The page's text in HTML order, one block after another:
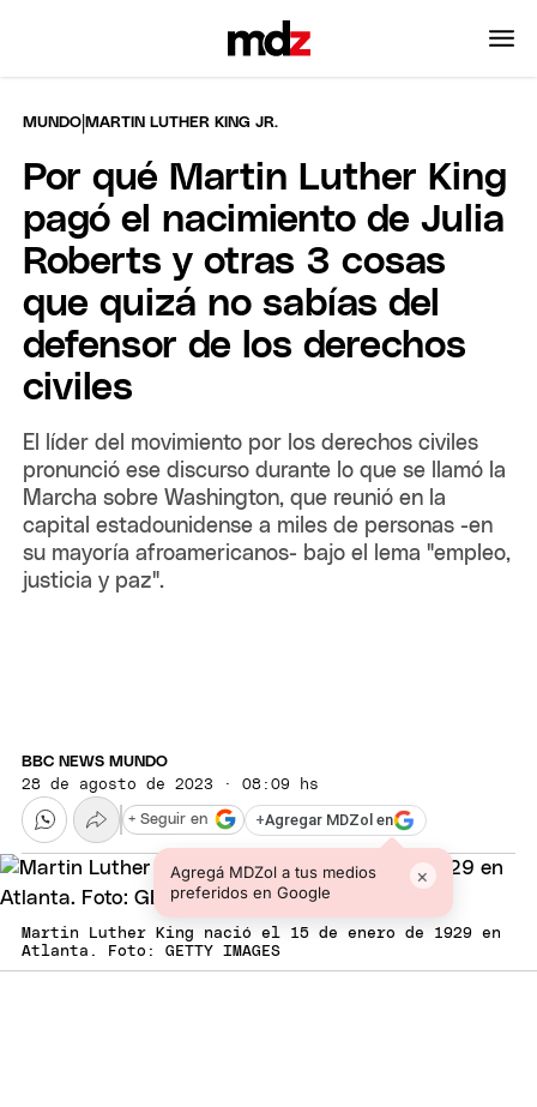
MUNDO |MARTIN LUTHER KING JR.
Por qué Martin Luther King
pagó el nacimiento de Julia
Roberts y otras 3 cosas
que quizá no sabías del
defensor de los derechos
civiles
El líder del movimiento por los derechos civiles
pronunció ese discurso durante lo que se llamó la
Marcha sobre Washington, que reunió en la
capital estadounidense a miles de personas -en
su mayoría afroamericanos- bajo el lema "empleo,
justicia y paz".
BBC NEWS MUNDO
28 de agosto de 2023 · 08:09 hs
+Agregar MDZol en
Agregá MDZol a tus medios
preferidos en Google
×
+ Seguir en
Martin Luther King nació el 15 de enero de 1929 en
Atlanta. Foto: GETTY IMAGES